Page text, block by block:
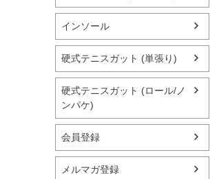
インソール
硬式テニスガット (単張り)
硬式テニスガット (ロール/ノ
ンパケ)
会員登録
メルマガ登録